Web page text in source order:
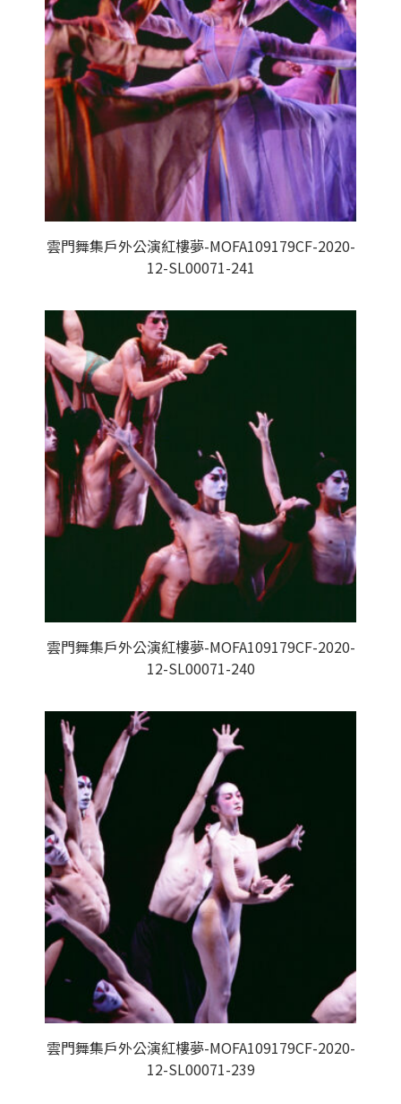
雲門舞集戶外公演紅樓夢-MOFA109179CF-2020-
12-SL00071-241
雲門舞集戶外公演紅樓夢-MOFA109179CF-2020-
12-SL00071-240
雲門舞集戶外公演紅樓夢-MOFA109179CF-2020-
12-SL00071-239